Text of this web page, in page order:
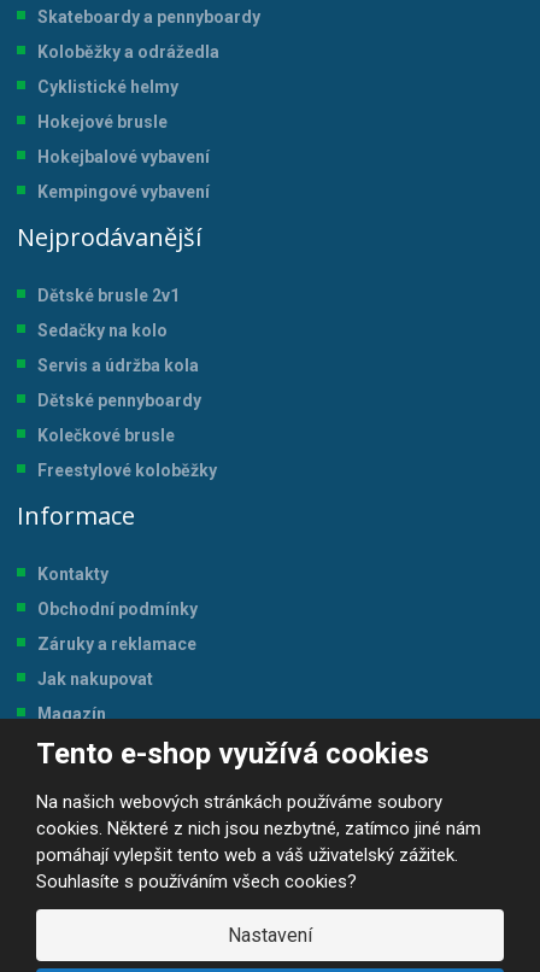
Tento e-shop využívá cookies
Na našich webových stránkách používáme soubory
cookies. Některé z nich jsou nezbytné, zatímco jiné nám
pomáhají vylepšit tento web a váš uživatelský zážitek.
Souhlasíte s používáním všech cookies?
Nastavení
Skateboardy a pennyboardy
Koloběžky a odrážedla
Cyklistické helmy
Hokejové brusle
Hokejbalové vybavení
Kempingové vybavení
Nejprodávanější
Dětské brusle 2v1
Sedačky na kolo
Servis a údržba kola
Dětské pennyboardy
Kolečkové brusle
Freestylové koloběžky
Informace
Kontakty
Obchodní podmínky
Záruky a reklamace
Jak nakupovat
Magazín
Tabulka velikostí
© 2026, JP-SPORT.CZ SPORTOVNÍ POTŘEBY
Prohlášení o přístupnosti |Mapa stránek ||GDPR
VYROBILA
R